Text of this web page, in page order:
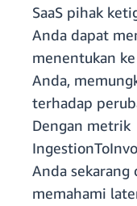
SaaS pihak
Anda dapat
menentukan
Anda,
terhadap
Dengan metrik
Anda sekarang
memahami